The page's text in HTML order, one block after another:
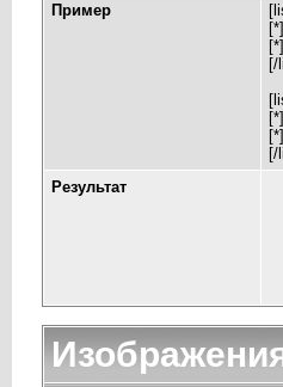
Пример
[/
[/
Результат